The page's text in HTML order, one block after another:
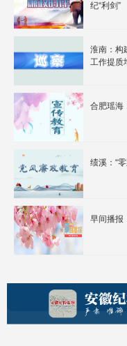
纪“利剑”
淮南：构建协作机制
工作提质
合肥瑶海
早间播报